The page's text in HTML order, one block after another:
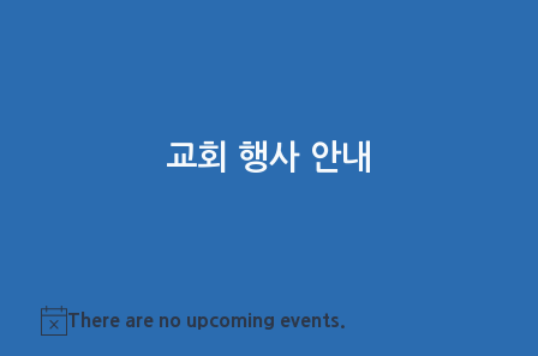
교회 행사 안내
Notice
There are no upcoming events.